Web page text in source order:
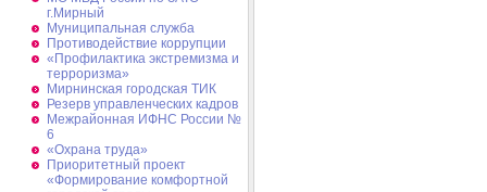
г.Мирный
Муниципальная cлужба
Противодействие коррупции
«Профилактика экстремизма и
терроризма»
Мирнинская городская ТИК
Резерв управленческих кадров
Межрайонная ИФНС России №
6
«Охрана труда»
Приоритетный проект
«Формирование комфортной